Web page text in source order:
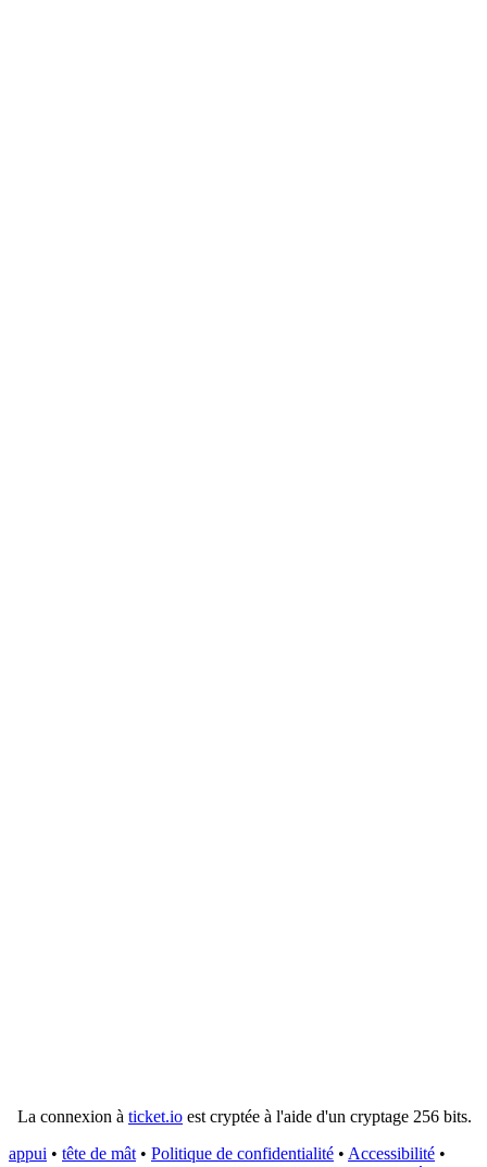
La connexion à ticket.io est cryptée à l'aide d'un cryptage 256 bits.
appui • tête de mât • Politique de confidentialité • Accessibilité •